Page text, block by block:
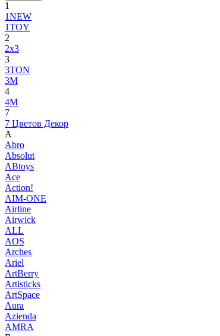
1
1NEW
1TOY
2
2x3
3
3TON
3М
4
4M
7
7 Цветов Декор
A
Abro
Absolut
ABtoys
Ace
Action!
AIM-ONE
Airline
Airwick
ALL
AOS
Arches
Ariel
ArtBerry
Artisticks
ArtSpace
Aura
Azienda
AМRA